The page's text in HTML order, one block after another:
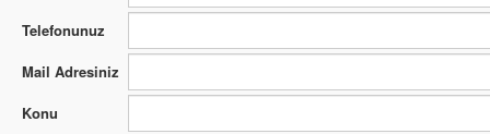
Telefonunuz
Mail Adresiniz
Konu